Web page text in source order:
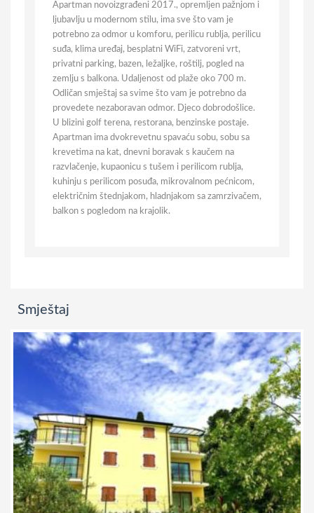
Apartman novoizgrađeni 2017., opremljen pažnjom i
ljubavlju u modernom stilu, ima sve što vam je
potrebno za odmor u komforu, perilicu rublja, perilicu
suđa, klima uređaj, besplatni WiFi, zatvoreni vrt,
privatni parking, bazen, ležaljke, roštilj, pogled na
zemlju s balkona. Udaljenost od plaže oko 700 m.
Odličan smještaj sa svime što vam je potrebno da
provedete nezaboravan odmor. Djeco dobrodošlice.
U blizini golf terena, restorana, benzinske postaje.
Apartman ima dvokrevetnu spavaću sobu, sobu sa
krevetima na kat, dnevni boravak s kaučem na
razvlačenje, kupaonicu s tušem i perilicom rublja,
kuhinju s perilicom posuđa, mikrovalnom pećnicom,
električnim štednjakom, hladnjakom sa zamrzivačem,
balkon s pogledom na krajolik.
Smještaj